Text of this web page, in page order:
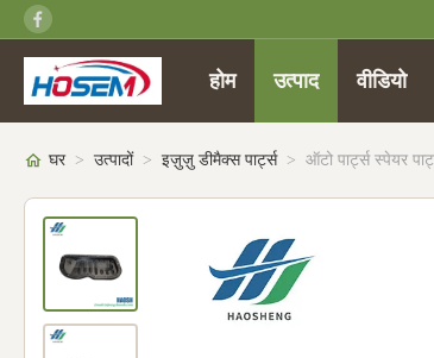
होम उत्पाद वीडियो
घर > उत्पादों > इज़ुज़ु डीमैक्स पार्ट्स > ऑटो पार्ट्स स्पेयर